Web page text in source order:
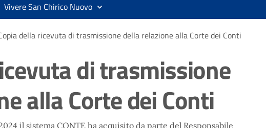
Vivere San Chirico Nuovo
della ricevuta di trasmissione della relazione alla Corte dei Conti
di trasmissione
alla Corte dei Conti
il sistema CONTE ha acquisito da parte del Responsabile